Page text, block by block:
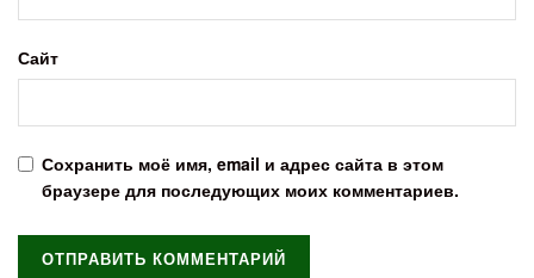
Сайт
Сохранить моё имя, email и адрес сайта в этом
браузере для последующих моих комментариев.